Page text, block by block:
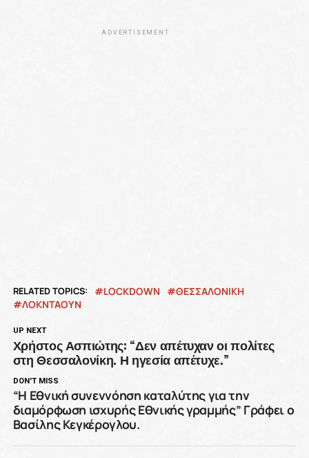
ADVERTISEMENT
RELATED TOPICS: LOCKDOWN
ΘΕΣΣΑΛΟΝΙΚΗ
ΛΟΚΝΤΑΟΥΝ
UP NEXT
Χρήστος Ασπιώτης: “Δεν απέτυχαν οι πολίτες
στη Θεσσαλονίκη. Η ηγεσία απέτυχε.”
DON'T MISS
“Η Eθνική συνεννόηση καταλύτης για την
διαμόρφωση ισχυρής Εθνικής γραμμής” Γράφει ο
Βασίλης Κεγκέρογλου.